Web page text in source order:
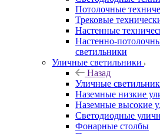
Потолочные
Трековые
Настенные
Настенно-
светильники
Уличные светильники
Назад
Уличные
Наземные низкие
Наземные высокие
Светодиодные
Фонарные столбы